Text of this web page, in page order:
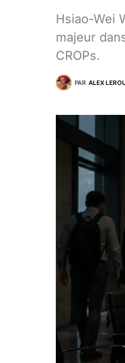
Hsiao-Wei
majeur
CROPs.
PAR ALEX